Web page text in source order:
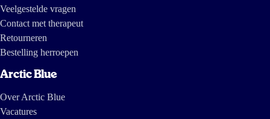
Veelgestelde vragen
Contact met therapeut
Retourneren
Bestelling herroepen
Arctic Blue
Over Arctic Blue
Vacatures